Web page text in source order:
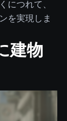
につれて、
を実現しま
建物